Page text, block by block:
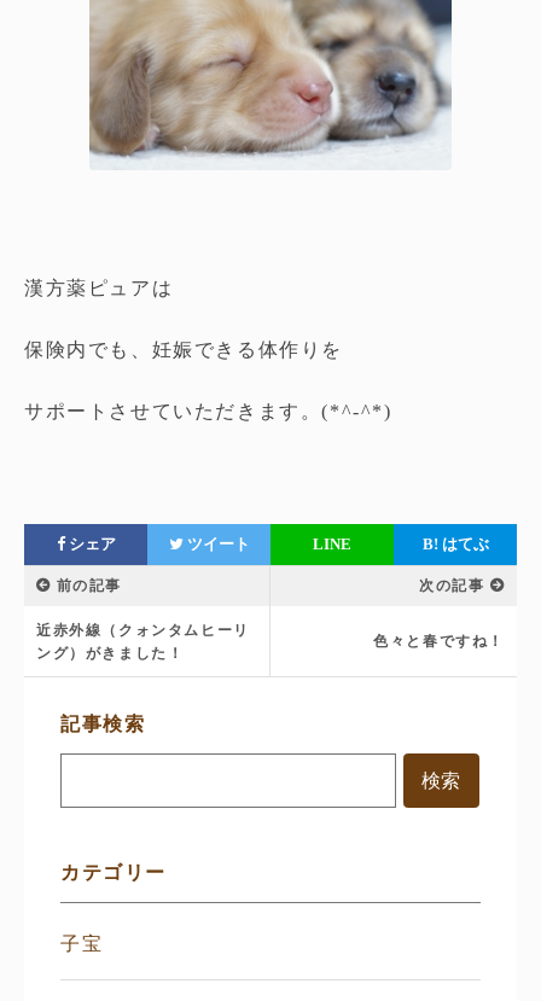
漢方薬ピュアは
保険内でも、妊娠できる体作りを
サポートさせていただきます。(*^-^*)
シェア ツイート LINE B! はてぶ
前の記事
近赤外線（クォンタムヒーリ
ング）がきました！
次の記事
色々と春ですね！
サ
ニ
記事検索
カテゴリー
子宝